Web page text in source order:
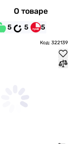
О товаре
5 5 5
Код: 322139